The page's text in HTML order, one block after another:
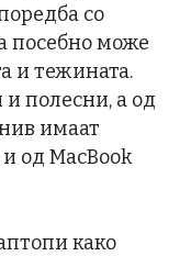
со
посебно може
и тежината.
полесни, а од
имаат
од MacBook
како